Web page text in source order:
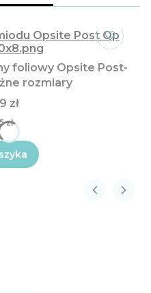
foliowy Opsite Post-
rozmiary
zł
zł